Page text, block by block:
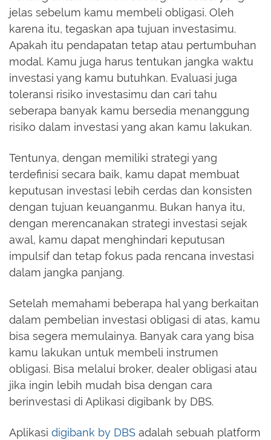
jelas sebelum kamu membeli obligasi. Oleh
karena itu, tegaskan apa tujuan investasimu.
Apakah itu pendapatan tetap atau pertumbuhan
modal. Kamu juga harus tentukan jangka waktu
investasi yang kamu butuhkan. Evaluasi juga
toleransi risiko investasimu dan cari tahu
seberapa banyak kamu bersedia menanggung
risiko dalam investasi yang akan kamu lakukan.
Tentunya, dengan memiliki strategi yang
terdefinisi secara baik, kamu dapat membuat
keputusan investasi lebih cerdas dan konsisten
dengan tujuan keuanganmu. Bukan hanya itu,
dengan merencanakan strategi investasi sejak
awal, kamu dapat menghindari keputusan
impulsif dan tetap fokus pada rencana investasi
dalam jangka panjang.
Setelah memahami beberapa hal yang berkaitan
dalam pembelian investasi obligasi di atas, kamu
bisa segera memulainya. Banyak cara yang bisa
kamu lakukan untuk membeli instrumen
obligasi. Bisa melalui broker, dealer obligasi atau
jika ingin lebih mudah bisa dengan cara
berinvestasi di Aplikasi digibank by DBS.
Aplikasi digibank by DBS adalah sebuah platform